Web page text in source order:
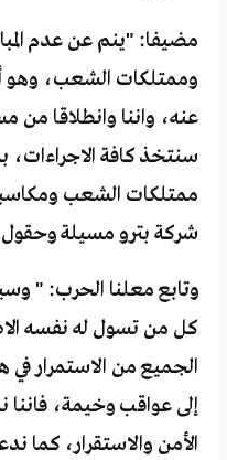
مضيفا: "ينم عن عدم
وممتلكات الشعب، وهو
عنه، واننا وانطلاقا من
سنتخذ كافة
ممتلكات الشعب
شركة بترو مسيلة
وتابع معلنا الحرب: "
كل من تسول له نفسه
الجميع من الاستمرار
إلى عواقب وخيمة، فاننا
الأمن والاستقرار، كما